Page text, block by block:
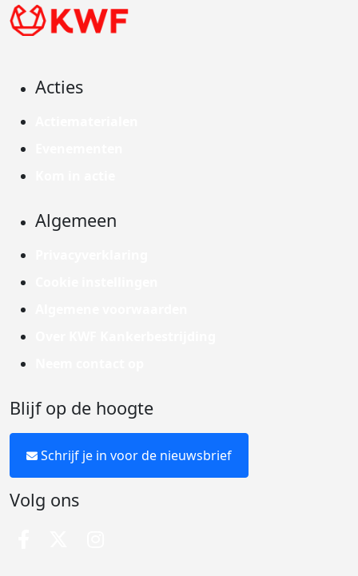
Acties
Algemeen
Blijf op de hoogte
Schrijf je in voor de nieuwsbrief
Volg ons